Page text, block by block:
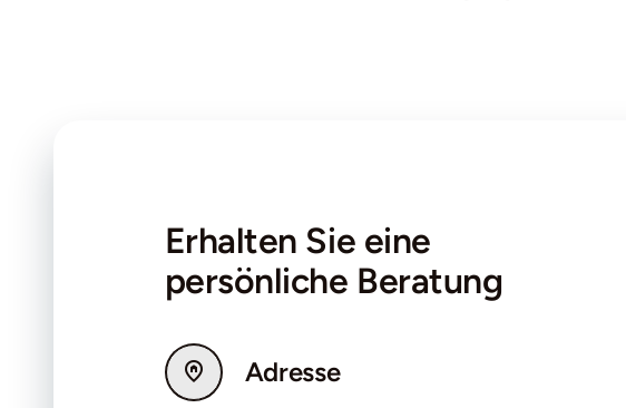
Erhalten Sie eine
persönliche Beratung
Adresse